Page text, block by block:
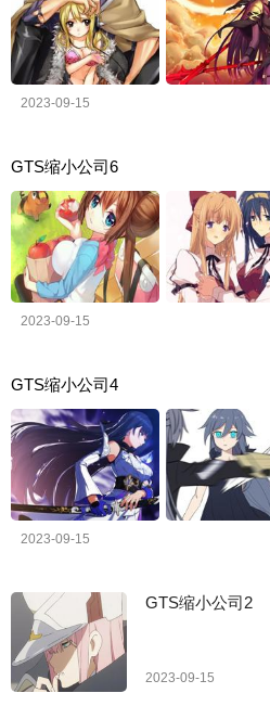
2023-09-15
GTS缩小公司6
2023-09-15
GTS缩小公司4
2023-09-15
GTS缩小公司2
2023-09-15